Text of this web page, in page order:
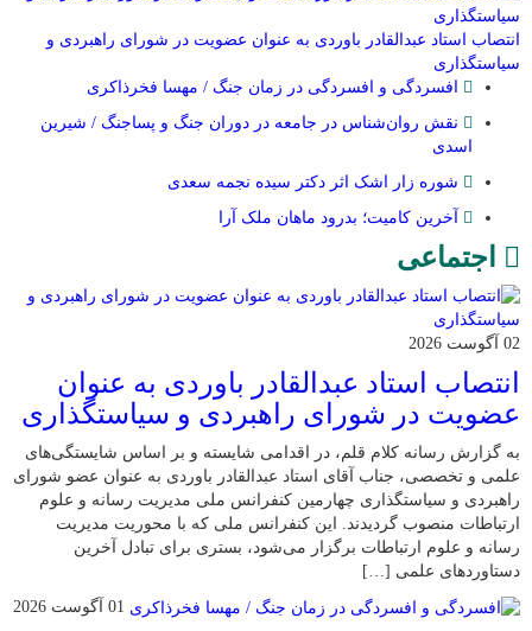
انتصاب استاد عبدالقادر باوردی به عنوان عضویت در شورای راهبردی و
سیاستگذاری
افسردگی و افسردگی در زمان جنگ / مهسا فخرذاکری
نقش روان‌شناس در جامعه در دوران جنگ و پساجنگ / شیرین
اسدی
شوره زار اشک اثر دکتر سیده نجمه سعدی
​آخرین کامیت؛ بدرود ماهان ملک آرا
اجتماعی
02 آگوست 2026
انتصاب استاد عبدالقادر باوردی به عنوان
عضویت در شورای راهبردی و سیاستگذاری
به گزارش رسانه کلام قلم، در اقدامی شایسته و بر اساس شایستگی‌های
علمی و تخصصی، جناب آقای استاد عبدالقادر باوردی به عنوان عضو شورای
راهبردی و سیاستگذاری چهارمین کنفرانس ملی مدیریت رسانه و علوم
ارتباطات منصوب گردیدند. این کنفرانس ملی که با محوریت مدیریت
رسانه و علوم ارتباطات برگزار می‌شود، بستری برای تبادل آخرین
دستاوردهای علمی […]
01 آگوست 2026